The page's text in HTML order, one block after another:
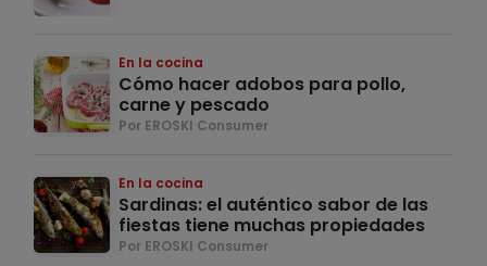
En la cocina
Cómo hacer adobos para pollo,
carne y pescado
Por EROSKI Consumer
En la cocina
Sardinas: el auténtico sabor de las
fiestas tiene muchas propiedades
Por EROSKI Consumer